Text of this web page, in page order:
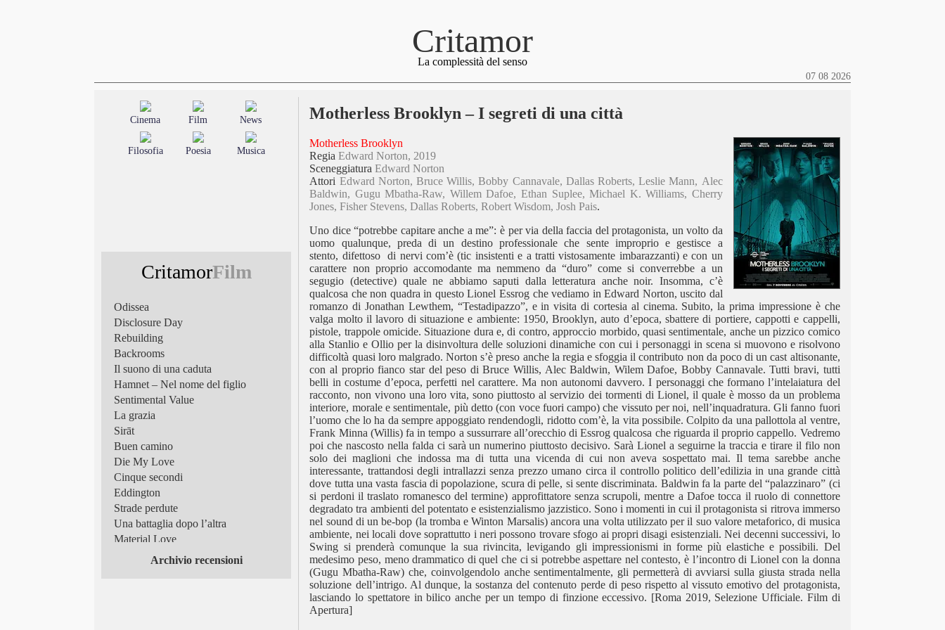
Critamor
La complessità del senso
07 08 2026
Cinema Film News
Filosofia Poesia Musica
CritamorFilm
Odissea
Disclosure Day
Rebuilding
Backrooms
Il suono di una caduta
Hamnet – Nel nome del figlio
Sentimental Value
La grazia
Sirāt
Buen camino
Die My Love
Cinque secondi
Eddington
Strade perdute
Una battaglia dopo l’altra
Material Love
Frammenti di luce
Archivio recensioni
Motherless Brooklyn – I segreti di una città
Motherless Brooklyn
RegiaEdward Norton, 2019
SceneggiaturaEdward Norton
Attori Edward Norton, Bruce Willis, Bobby Cannavale, Dallas Roberts, Leslie Mann, Alec
Baldwin, Gugu Mbatha-Raw, Willem Dafoe, Ethan Suplee, Michael K. Williams, Cherry
Jones, Fisher Stevens, Dallas Roberts, Robert Wisdom, Josh Pais.
Uno dice “potrebbe capitare anche a me”: è per via della faccia del protagonista, un volto da
uomo qualunque, preda di un destino professionale che sente improprio e gestisce a
stento, difettoso di nervi com’è (tic insistenti e a tratti vistosamente imbarazzanti) e con un
carattere non proprio accomodante ma nemmeno da “duro” come si converrebbe a un
segugio (detective) quale ne abbiamo saputi dalla letteratura anche noir. Insomma, c’è
qualcosa che non quadra in questo Lionel Essrog che vediamo in Edward Norton, uscito dal
romanzo di Jonathan Lewthem, “Testadipazzo”, e in visita di cortesia al cinema. Subito, la prima impressione è che
valga molto il lavoro di situazione e ambiente: 1950, Brooklyn, auto d’epoca, sbattere di portiere, cappotti e cappelli,
pistole, trappole omicide. Situazione dura e, di contro, approccio morbido, quasi sentimentale, anche un pizzico comico
alla Stanlio e Ollio per la disinvoltura delle soluzioni dinamiche con cui i personaggi in scena si muovono e risolvono
difficoltà quasi loro malgrado. Norton s’è preso anche la regia e sfoggia il contributo non da poco di un cast altisonante,
con al proprio fianco star del peso di Bruce Willis, Alec Baldwin, Wilem Dafoe, Bobby Cannavale. Tutti bravi, tutti
belli in costume d’epoca, perfetti nel carattere. Ma non autonomi davvero. I personaggi che formano l’intelaiatura del
racconto, non vivono una loro vita, sono piuttosto al servizio dei tormenti di Lionel, il quale è mosso da un problema
interiore, morale e sentimentale, più detto (con voce fuori campo) che vissuto per noi, nell’inquadratura. Gli fanno fuori
l’uomo che lo ha da sempre appoggiato rendendogli, ridotto com’è, la vita possibile. Colpito da una pallottola al ventre,
Frank Minna (Willis) fa in tempo a sussurrare all’orecchio di Essrog qualcosa che riguarda il proprio cappello. Vedremo
poi che nascosto nella falda ci sarà un numerino piuttosto decisivo. Sarà Lionel a seguirne la traccia e tirare il filo non
solo dei maglioni che indossa ma di tutta una vicenda di cui non aveva sospettato mai. Il tema sarebbe anche
interessante, trattandosi degli intrallazzi senza prezzo umano circa il controllo politico dell’edilizia in una grande città
dove tutta una vasta fascia di popolazione, scura di pelle, si sente discriminata. Baldwin fa la parte del “palazzinaro” (ci
si perdoni il traslato romanesco del termine) approfittatore senza scrupoli, mentre a Dafoe tocca il ruolo di connettore
degradato tra ambienti del potentato e esistenzialismo jazzistico. Sono i momenti in cui il protagonista si ritrova immerso
nel sound di un be-bop (la tromba e Winton Marsalis) ancora una volta utilizzato per il suo valore metaforico, di musica
ambiente, nei locali dove soprattutto i neri possono trovare sfogo ai propri disagi esistenziali. Nei decenni successivi, lo
Swing si prenderà comunque la sua rivincita, levigando gli impressionismi in forme più elastiche e possibili. Del
medesimo peso, meno drammatico di quel che ci si potrebbe aspettare nel contesto, è l’incontro di Lionel con la donna
(Gugu Mbatha-Raw) che, coinvolgendolo anche sentimentalmente, gli permetterà di avviarsi sulla giusta strada nella
soluzione dell’intrigo. Al dunque, la sostanza del contenuto perde di peso rispetto al vissuto emotivo del protagonista,
lasciando lo spettatore in bilico anche per un tempo di finzione eccessivo. [Roma 2019, Selezione Ufficiale. Film di
Apertura]